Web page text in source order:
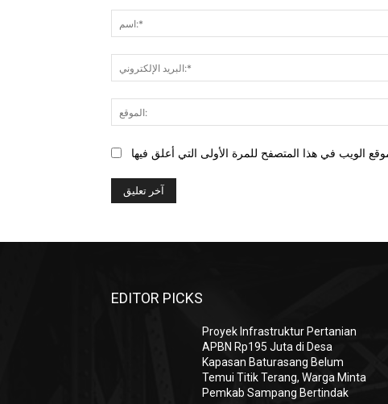
EDITOR PICKS
Proyek Infrastruktur Pertanian
APBN Rp195 Juta di Desa
Kapasan Baturasang Belum
Temui Titik Terang, Warga Minta
Pemkab Sampang Bertindak